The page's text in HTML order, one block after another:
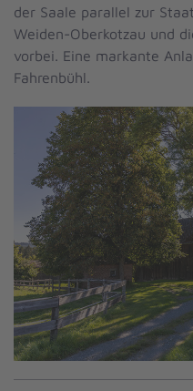
der Saale parallel zur
Weiden-Oberkotzau und
vorbei. Eine markante
Fahrenbühl.